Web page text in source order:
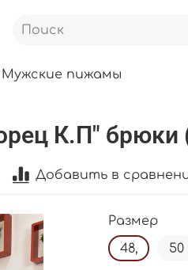
Мужские пижамы
К.П" брюки
Добавить в
Размер
48,
50